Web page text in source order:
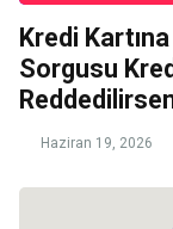
Kredi
Sorgusu
Haziran 19, 2026